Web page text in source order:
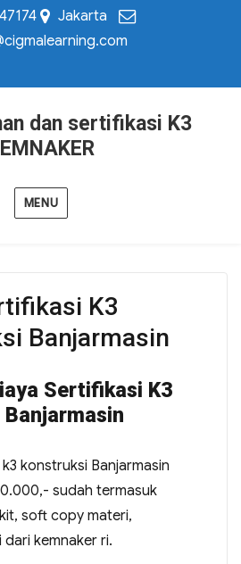
Jakarta
dan sertifikasi K3
MENU
K3
Banjarmasin
Sertifikasi K3
Banjarmasin
konstruksi Banjarmasin
sudah termasuk
soft copy materi,
kemnaker ri.